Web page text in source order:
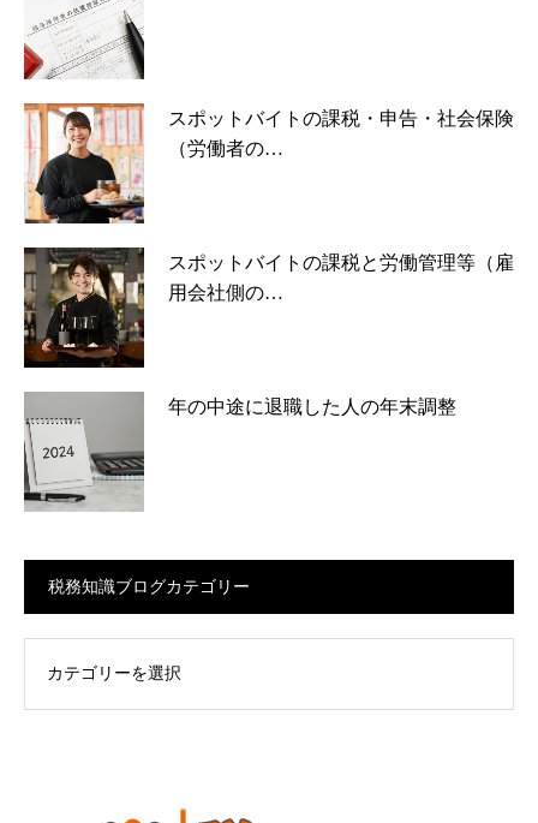
スポットバイトの課税・申告・社会保険
（労働者の…
スポットバイトの課税と労働管理等（雇
用会社側の…
年の中途に退職した人の年末調整
税務知識ブログカテゴリー